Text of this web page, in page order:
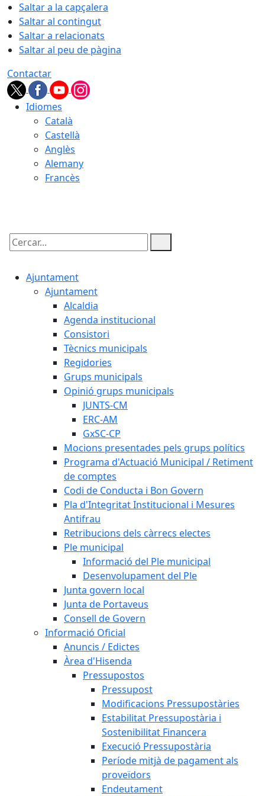
Saltar a la capçalera
Saltar al contingut
Saltar a relacionats
Saltar al peu de pàgina
Contactar
Idiomes
Català
Castellà
Anglès
Alemany
Francès
Cercar:
Ajuntament
Ajuntament
Alcaldia
Agenda institucional
Consistori
Tècnics municipals
Regidories
Grups municipals
Opinió grups municipals
JUNTS-CM
ERC-AM
GxSC-CP
Mocions presentades pels grups polítics
Programa d'Actuació Municipal / Retiment
de comptes
Codi de Conducta i Bon Govern
Pla d'Integritat Institucional i Mesures
Antifrau
Retribucions dels càrrecs electes
Ple municipal
Informació del Ple municipal
Desenvolupament del Ple
Junta govern local
Junta de Portaveus
Consell de Govern
Informació Oficial
Anuncis / Edictes
Àrea d'Hisenda
Pressupostos
Pressupost
Modificacions Pressupostàries
Estabilitat Pressupostària i
Sostenibilitat Financera
Execució Pressupostària
Període mitjà de pagament als
proveïdors
Endeutament